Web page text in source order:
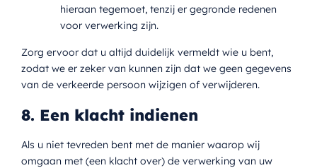
hieraan tegemoet, tenzij er gegronde redenen
voor verwerking zijn.
Zorg ervoor dat u altijd duidelijk vermeldt wie u bent,
zodat we er zeker van kunnen zijn dat we geen gegevens
van de verkeerde persoon wijzigen of verwijderen.
8. Een klacht indienen
Als u niet tevreden bent met de manier waarop wij
omgaan met (een klacht over) de verwerking van uw